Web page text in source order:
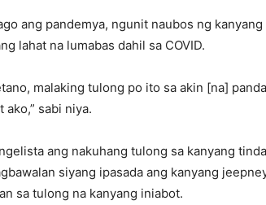
ang pandemya, ngunit naubos ng kanyang
lahat na lumabas dahil sa COVID.
malaking tulong po ito sa akin [na]
sabi niya.
ang nakuhang tulong sa kanyang
siyang ipasada ang kanyang
sa tulong na kanyang iniabot.